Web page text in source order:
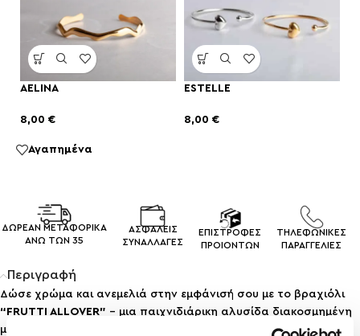
AELINA
8,00 €
ESTELLE
8,00 €
Αγαπημένα
ΔΩΡΕΑΝ ΜΕΤΑΦΟΡΙΚΑ
ΑΝΩ ΤΩΝ 35
ΑΣΦΑΛΕΙΣ
ΣΥΝΑΛΛΑΓEΣ
ΕΠΙΣΤΡΟΦΕΣ
ΠΡΟΙΟΝΤΩΝ
ΤΗΛΕΦΩΝΙΚΕΣ
ΠΑΡΑΓΓΕΛΙΕΣ
Περιγραφή
Δώσε χρώμα και ανεμελιά στην εμφάνισή σου με το βραχιόλι
“FRUTTI ALLOVER” – μια παιχνιδιάρικη αλυσίδα διακοσμημένη
με μικροσκοπικά φρουτάκια, που αποπνέει καλοκαιρινή